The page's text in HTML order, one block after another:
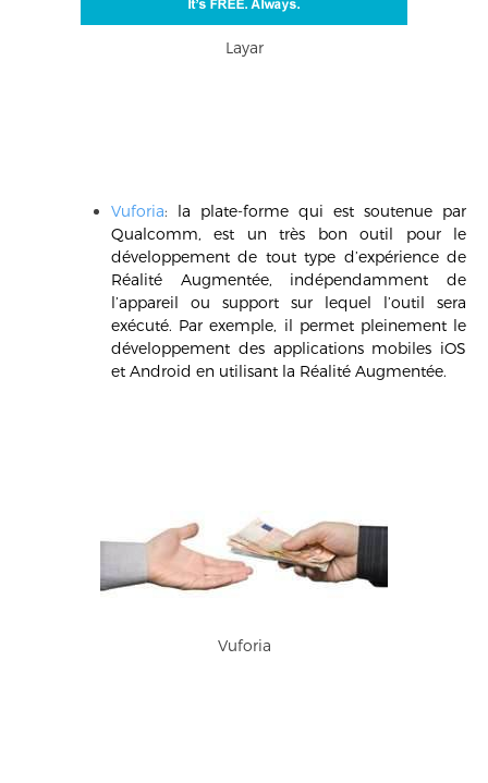
Layar
Vuforia: la plate-forme qui est soutenue par
Qualcomm, est un très bon outil pour le
développement de tout type d’expérience de
Réalité Augmentée, indépendamment de
l’appareil ou support sur lequel l’outil sera
exécuté. Par exemple, il permet pleinement le
développement des applications mobiles iOS
et Android en utilisant la Réalité Augmentée.
Vuforia